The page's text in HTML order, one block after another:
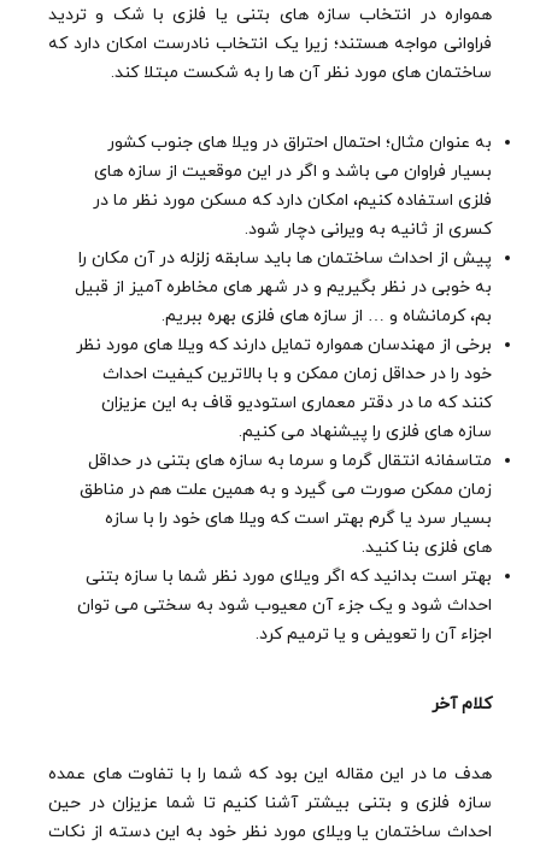
همواره در انتخاب سازه های بتنی یا فلزی با شک و تردید
فراوانی مواجه هستند؛ زیرا یک انتخاب نادرست امکان دارد که
ساختمان های مورد نظر آن ها را به شکست مبتلا کند.
به عنوان مثال؛ احتمال احتراق در ویلا های جنوب کشور
بسیار فراوان می باشد و اگر در این موقعیت از سازه های
فلزی استفاده کنیم، امکان دارد که مسکن مورد نظر ما در
کسری از ثانیه به ویرانی دچار شود.
پیش از احداث ساختمان ها باید سابقه زلزله در آن مکان را
به خوبی در نظر بگیریم و در شهر های مخاطره آمیز از قبیل
بم، کرمانشاه و … از سازه های فلزی بهره ببریم.
برخی از مهندسان همواره تمایل دارند که ویلا های مورد نظر
خود را در حداقل زمان ممکن و با بالاترین کیفیت احداث
کنند که ما در دقتر معماری استودیو قاف به این عزیزان
سازه های فلزی را پیشنهاد می کنیم.
متاسفانه انتقال گرما و سرما به سازه های بتنی در حداقل
زمان ممکن صورت می گیرد و به همین علت هم در مناطق
بسیار سرد یا گرم بهتر است که ویلا های خود را با سازه
های فلزی بنا کنید.
بهتر است بدانید که اگر ویلای مورد نظر شما با سازه بتنی
احداث شود و یک جزء آن معیوب شود به سختی می توان
اجزاء آن را تعویض و یا ترمیم کرد.
کلام آخر
هدف ما در این مقاله این بود که شما را با تفاوت های عمده
سازه فلزی و بتنی بیشتر آشنا کنیم تا شما عزیزان در حین
احداث ساختمان یا ویلای مورد نظر خود به این دسته از نکات